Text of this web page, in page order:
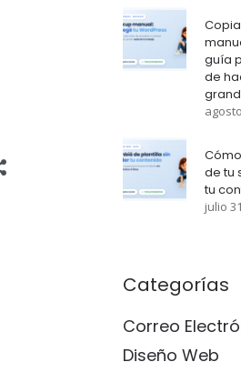
guía
de
de tu
tu
julio
Categorías
Correo
Diseño Web